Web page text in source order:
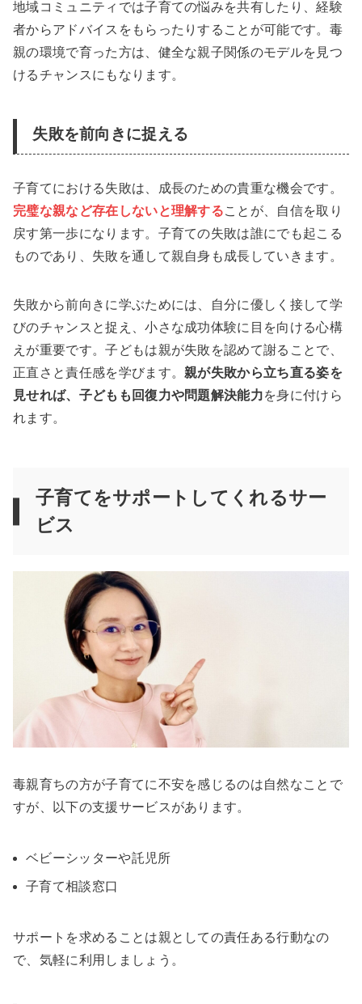
地域コミュニティでは子育ての悩みを共有したり、経験
者からアドバイスをもらったりすることが可能です。毒
親の環境で育った方は、健全な親子関係のモデルを見つ
けるチャンスにもなります。
失敗を前向きに捉える
子育てにおける失敗は、成長のための貴重な機会です。
完璧な親など存在しないと理解することが、自信を取り
戻す第一歩になります。子育ての失敗は誰にでも起こる
ものであり、失敗を通して親自身も成長していきます。
失敗から前向きに学ぶためには、自分に優しく接して学
びのチャンスと捉え、小さな成功体験に目を向ける心構
えが重要です。子どもは親が失敗を認めて謝ることで、
正直さと責任感を学びます。親が失敗から立ち直る姿を
見せれば、子どもも回復力や問題解決能力を身に付けら
れます。
子育てをサポートしてくれるサー
ビス
毒親育ちの方が子育てに不安を感じるのは自然なことで
すが、以下の支援サービスがあります。
ベビーシッターや託児所
子育て相談窓口
サポートを求めることは親としての責任ある行動なの
で、気軽に利用しましょう。